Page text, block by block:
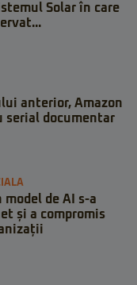
Solar în care
anterior, Amazon
serial documentar
de AI s-a
și a compromis